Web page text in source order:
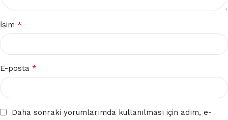
İsim *
E-posta *
Daha sonraki yorumlarımda kullanılması için adım, e-